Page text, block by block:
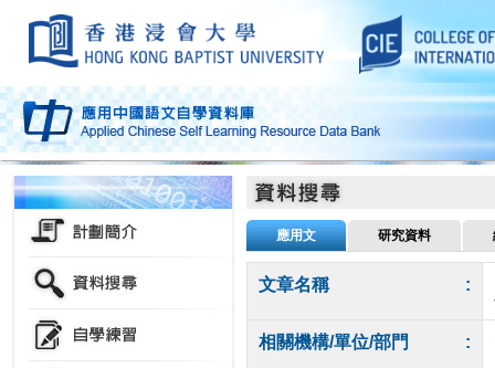
應用文 研究資料
文章名稱 :
相關機構/單位/部門 :